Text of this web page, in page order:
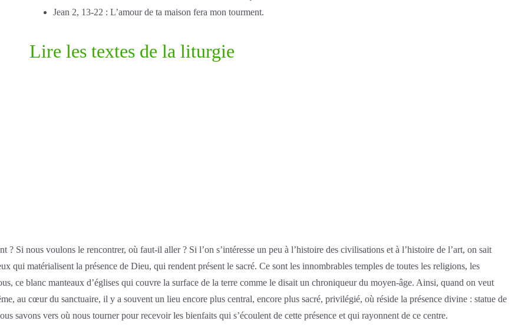
Jean 2, 13-22 : L’amour de ta maison fera mon tourment.
Lire les textes de la liturgie
Si nous voulons le rencontrer, où faut-il aller ? Si l’on s’intéresse un peu à l’histoire des civilisations et à l’histoire de l’art, on sait
qui matérialisent la présence de Dieu, qui rendent présent le sacré. Ce sont les innombrables temples de toutes les religions, les
ce blanc manteaux d’églises qui couvre la surface de la terre comme le disait un chroniqueur du moyen-âge. Ainsi, quand on veut
au cœur du sanctuaire, il y a souvent un lieu encore plus central, encore plus sacré, privilégié, où réside la présence divine : statue de
savons vers où nous tourner pour recevoir les bienfaits qui s’écoulent de cette présence et qui rayonnent de ce centre.